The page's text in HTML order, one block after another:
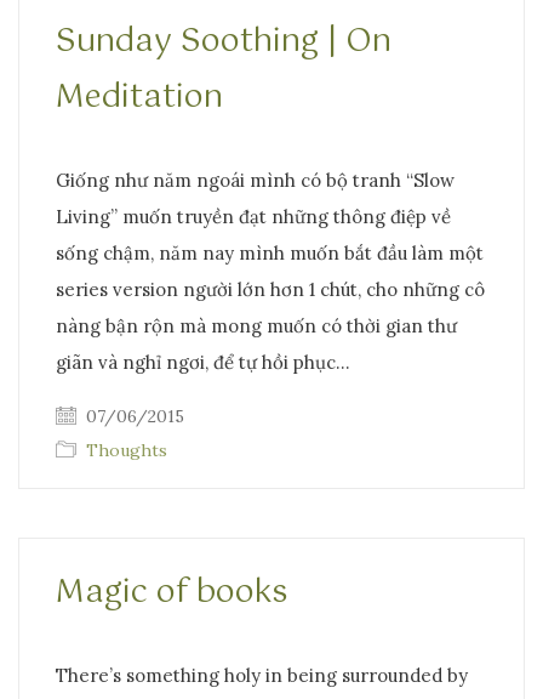
Sunday Soothing | On
Meditation
Giống như năm ngoái mình có bộ tranh “Slow
Living” muốn truyền đạt những thông điệp về
sống chậm, năm nay mình muốn bắt đầu làm một
series version người lớn hơn 1 chút, cho những cô
nàng bận rộn mà mong muốn có thời gian thư
giãn và nghỉ ngơi, để tự hồi phục…
07/06/2015
Thoughts
Magic of books
There’s something holy in being surrounded by